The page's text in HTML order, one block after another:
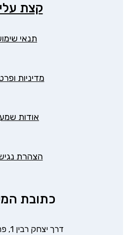
קצת
תנאי
מדיניות
אודות
הצהרת
כתובת
דרך יצחק רבין 1, פתח תקווה